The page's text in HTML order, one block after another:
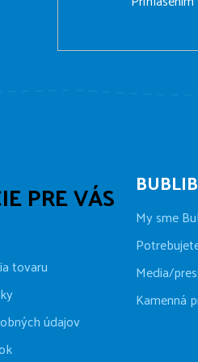
PRE VÁS
tovaru
údajov
My sme
Media/
Kamenná